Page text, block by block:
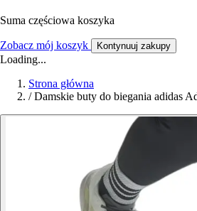
Suma częściowa koszyka
Zobacz mój koszyk Kontynuuj zakupy
Loading...
Strona główna
/ Damskie buty do biegania adidas